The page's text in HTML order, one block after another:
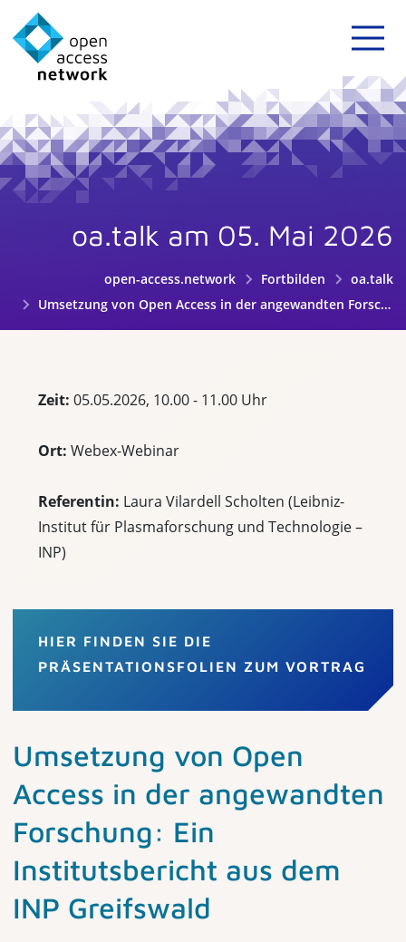
oa.talk am 05. Mai 2026
open-access.network Fortbilden
oa.talk
Umsetzung von Open Access in der angewandten Forschung: Ein Institutsbericht aus dem INP Greifswald
Zeit: 05.05.2026, 10.00 - 11.00 Uhr
Ort: Webex-Webinar
Referentin: Laura Vilardell Scholten (Leibniz-
Institut für Plasmaforschung und Technologie –
INP)
HIER FINDEN SIE DIE
PRÄSENTATIONSFOLIEN ZUM VORTRAG
Umsetzung von Open
Access in der angewandten
Forschung: Ein
Institutsbericht aus dem
INP Greifswald